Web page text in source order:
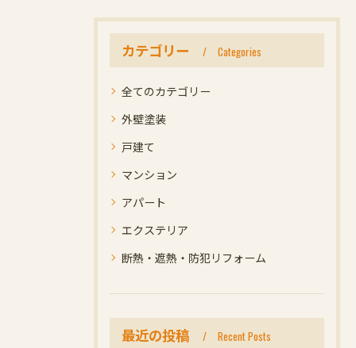
カテゴリー Categories
全てのカテゴリー
外壁塗装
戸建て
マンション
アパート
エクステリア
断熱・遮熱・防犯リフォーム
最近の投稿 Recent Posts